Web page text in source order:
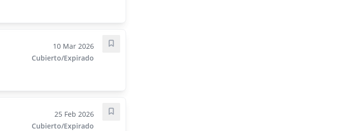
10 Mar 2026
Cubierto/Expirado
Guardar oferta
25 Feb 2026
Cubierto/Expirado
Guardar oferta